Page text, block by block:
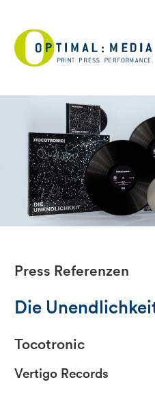
Press Referenzen
Die
Tocotronic
Vertigo Records